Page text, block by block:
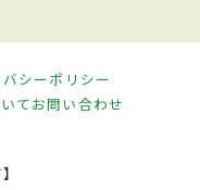
シーポリシー
てお問い合わせ